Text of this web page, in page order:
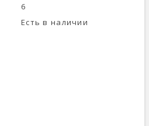
6
Есть в наличии